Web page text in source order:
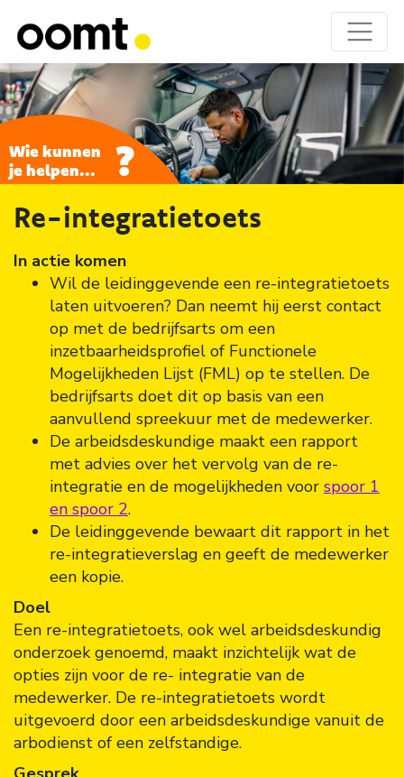
Wie kunnen
je helpen...
?
Re-integratietoets
In actie komen
Wil de leidinggevende een re-integratietoets
laten uitvoeren? Dan neemt hij eerst contact
op met de bedrijfsarts om een
inzetbaarheidsprofiel of Functionele
Mogelijkheden Lijst (FML) op te stellen. De
bedrijfsarts doet dit op basis van een
aanvullend spreekuur met de medewerker.
De arbeidsdeskundige maakt een rapport
met advies over het vervolg van de re-
integratie en de mogelijkheden voor spoor 1
en spoor 2.
De leidinggevende bewaart dit rapport in het
re-integratieverslag en geeft de medewerker
een kopie.
Doel
Een re-integratietoets, ook wel arbeidsdeskundig
onderzoek genoemd, maakt inzichtelijk wat de
opties zijn voor de re- integratie van de
medewerker. De re-integratietoets wordt
uitgevoerd door een arbeidsdeskundige vanuit de
arbodienst of een zelfstandige.